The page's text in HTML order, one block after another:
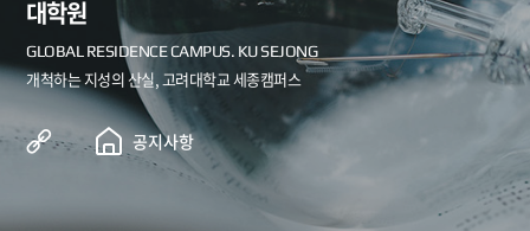
대학원
공지사항